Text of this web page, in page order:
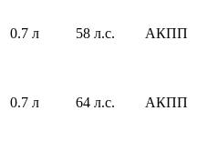
0.7 л 58 л.с. АКПП
0.7 л 64 л.с. АКПП